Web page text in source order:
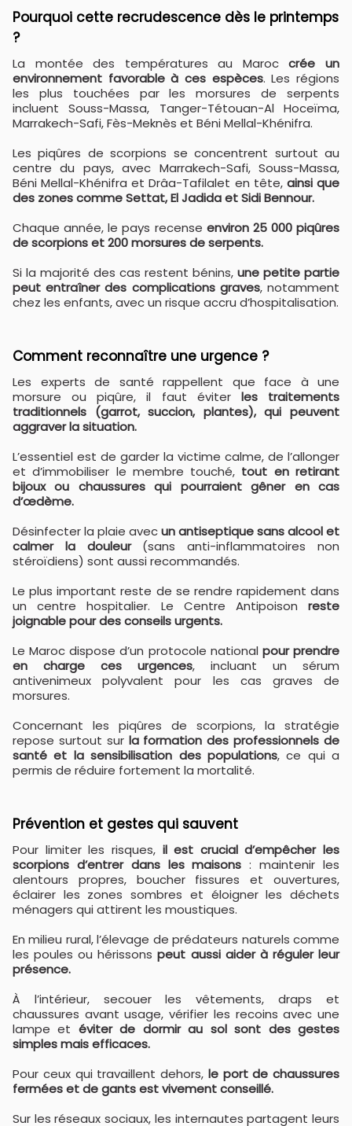
Pourquoi cette recrudescence dès le printemps
?
La montée des températures au Maroccrée un
environnement favorable à ces espèces. Les régions
les plus touchées par les morsures de serpents
incluent Souss-Massa, Tanger-Tétouan-Al Hoceïma,
Marrakech-Safi, Fès-Meknès et Béni Mellal-Khénifra.
Les piqûres de scorpions se concentrent surtout au
centre du pays, avec Marrakech-Safi, Souss-Massa,
Béni Mellal-Khénifra et Drâa-Tafilalet en tête, ainsi que
des zones comme Settat, El Jadida et Sidi Bennour.
Chaque année, le pays recense environ 25 000 piqûres
de scorpions et 200 morsures de serpents.
Si la majorité des cas restent bénins, une petite partie
peut entraîner des complications graves, notamment
chez les enfants, avec un risque accru d’hospitalisation.
Comment reconnaître une urgence ?
Les experts de santé rappellent que face à une
morsure ou piqûre, il faut éviter les traitements
traditionnels (garrot, succion, plantes), qui peuvent
aggraver la situation.
L’essentiel est de garder la victime calme, de l’allonger
et d’immobiliser le membre touché, tout en retirant
bijoux ou chaussures qui pourraient gêner en cas
d’œdème.
Désinfecter la plaie avecun antiseptique sans alcool et
calmer la douleur (sans anti-inflammatoires non
stéroïdiens) sont aussi recommandés.
Le plus important reste de se rendre rapidement dans
un centre hospitalier. Le Centre Antipoison reste
joignable pour des conseils urgents.
Le Maroc dispose d’un protocole national pour prendre
en charge ces urgences, incluant un sérum
antivenimeux polyvalent pour les cas graves de
morsures.
Concernant les piqûres de scorpions, la stratégie
repose surtout surla formation des professionnels de
santé et la sensibilisation des populations, ce qui a
permis de réduire fortement la mortalité.
Prévention et gestes qui sauvent
Pour limiter les risques, il est crucial d’empêcher les
scorpions d’entrer dans les maisons : maintenir les
alentours propres, boucher fissures et ouvertures,
éclairer les zones sombres et éloigner les déchets
ménagers qui attirent les moustiques.
En milieu rural, l’élevage de prédateurs naturels comme
les poules ou hérissonspeut aussi aider à réguler leur
présence.
À l’intérieur, secouer les vêtements, draps et
chaussures avant usage, vérifier les recoins avec une
lampe et éviter de dormir au sol sont des gestes
simples mais efficaces.
Pour ceux qui travaillent dehors, le port de chaussures
fermées et de gants est vivement conseillé.
Sur les réseaux sociaux, les internautes partagent leurs